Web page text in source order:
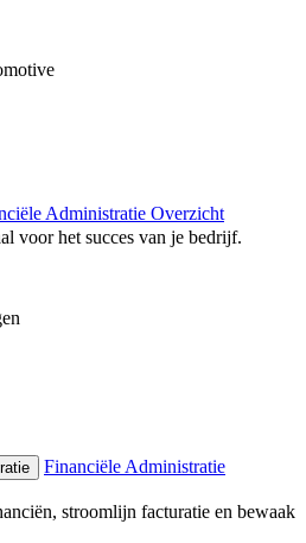
Administratie Overzicht
voor het succes van je bedrijf.
Financiële Administratie
stroomlijn facturatie en bewaak